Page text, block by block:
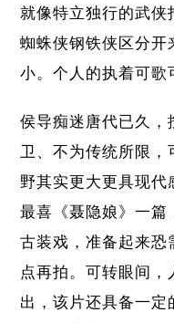
就像特立独行的武侠
蜘蛛侠钢铁侠区分开
小。个人的执着可歌
侯导痴迷唐代已久，
卫、不为传统所限，
野其实更大更具现代
最喜《聂隐娘》一篇
古装戏，准备起来恐
点再拍。可转眼间
出，该片还具备一